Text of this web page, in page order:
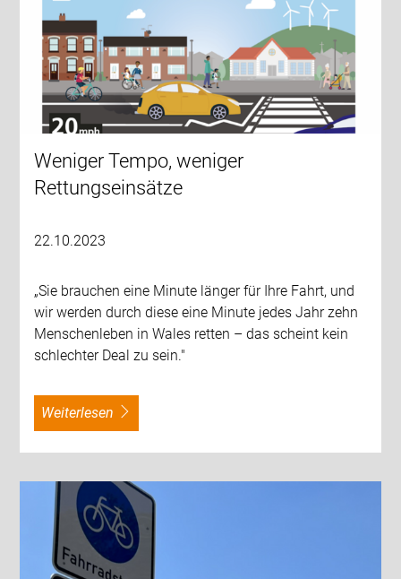
Weniger Tempo, weniger
Rettungseinsätze
22.10.2023
„Sie brauchen eine Minute länger für Ihre Fahrt, und
wir werden durch diese eine Minute jedes Jahr zehn
Menschenleben in Wales retten – das scheint kein
schlechter Deal zu sein."
weiterlesen